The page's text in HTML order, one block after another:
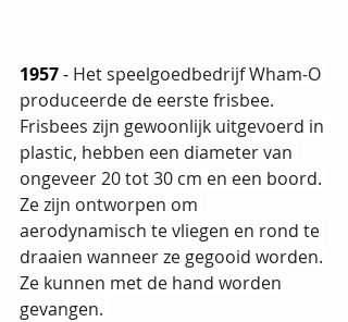
1957 - Het speelgoedbedrijf Wham-O
produceerde de eerste frisbee.
Frisbees zijn gewoonlijk uitgevoerd in
plastic, hebben een diameter van
ongeveer 20 tot 30 cm en een boord.
Ze zijn ontworpen om
aerodynamisch te vliegen en rond te
draaien wanneer ze gegooid worden.
Ze kunnen met de hand worden
gevangen.